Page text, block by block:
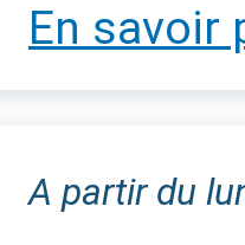
En savoir
A partir du